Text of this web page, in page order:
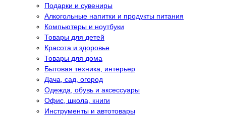
Подарки и сувениры
Алкогольные напитки и продукты питания
Компьютеры и ноутбуки
Товары для детей
Красота и здоровье
Товары для дома
Бытовая техника, интерьер
Дача, сад, огород
Одежда, обувь и аксессуары
Офис, школа, книги
Инструменты и автотовары